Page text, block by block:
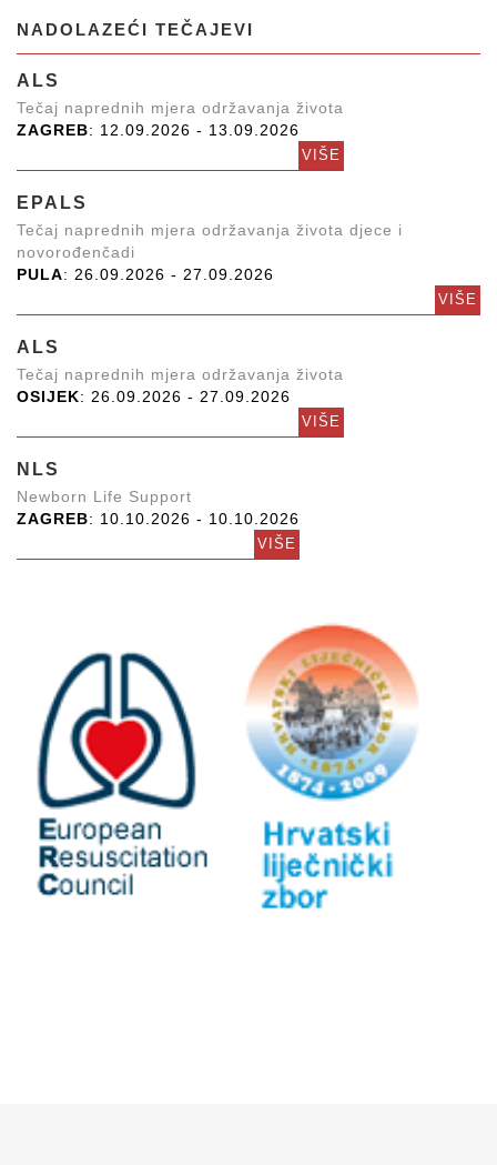
NADOLAZEĆI TEČAJEVI
ALS
Tečaj naprednih mjera održavanja života
ZAGREB: 12.09.2026 - 13.09.2026
VIŠE
EPALS
Tečaj naprednih mjera održavanja života djece i
novorođenčadi
PULA: 26.09.2026 - 27.09.2026
VIŠE
ALS
Tečaj naprednih mjera održavanja života
OSIJEK: 26.09.2026 - 27.09.2026
VIŠE
NLS
Newborn Life Support
ZAGREB: 10.10.2026 - 10.10.2026
VIŠE